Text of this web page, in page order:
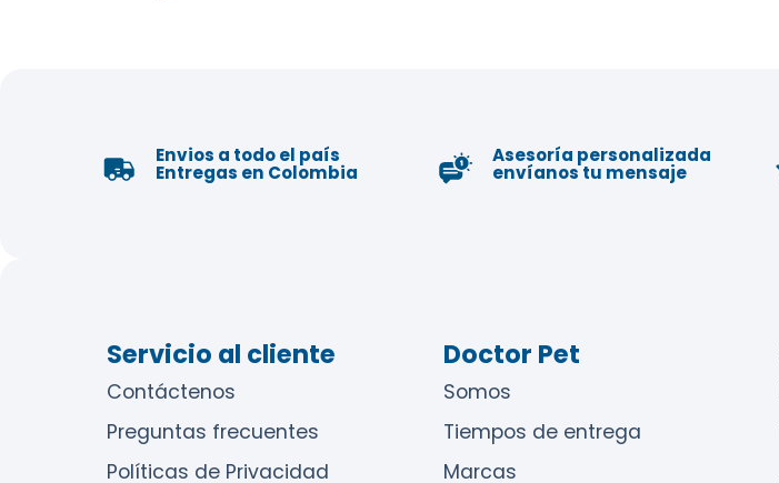
Envios a todo el país
Entregas en Colombia
Asesoría personalizada
envíanos tu mensaje
Servicio al cliente
Contáctenos
Preguntas frecuentes
Políticas de Privacidad
Doctor Pet
Somos
Tiempos de entrega
Marcas